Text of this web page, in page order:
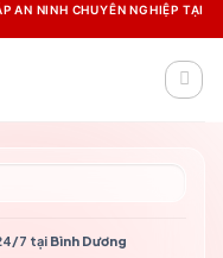
AN NINH CHUYÊN NGHIỆP TẠI
7 tại Bình Dương